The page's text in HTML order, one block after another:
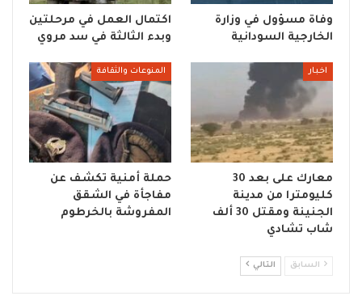
وفاة مسؤول في وزارة
الخارجية السودانية
اكتمال العمل في مرحلتين
وبدء الثالثة في سد مروي
اخبار
معارك على بعد 30
كليومترا من مدينة
الجنينة ومقتل 30 ألف
شاب تشادي
المنوعات والثقافة
حملة أمنية تكشف عن
مفاجأة في الشقق
المفروشة بالخرطوم
السابق التالي